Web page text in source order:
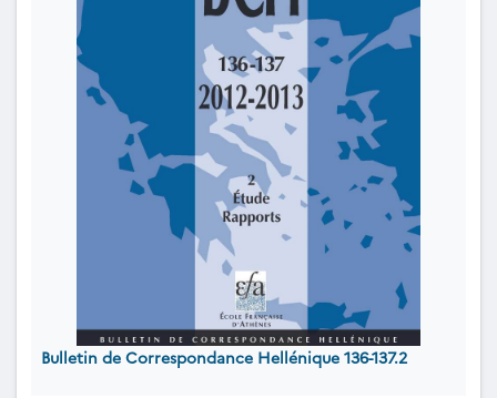
Bulletin de Correspondance Hellénique 136-137.2